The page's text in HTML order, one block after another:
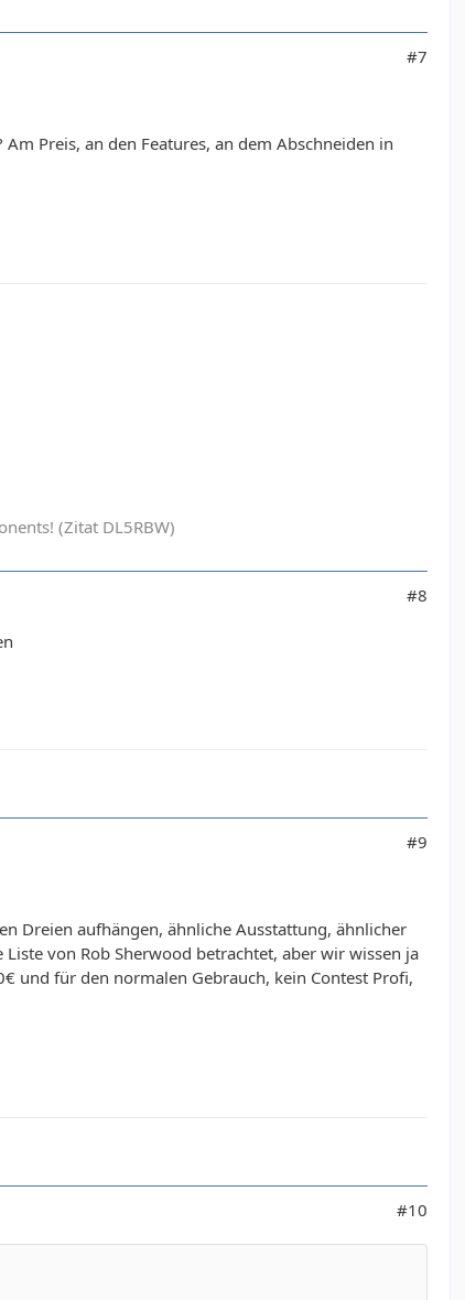
#7
Preis, an den Features, an dem Abschneiden in
(Zitat DL5RBW)
#8
#9
Dreien aufhängen, ähnliche Ausstattung, ähnlicher
von Rob Sherwood betrachtet, aber wir wissen ja
und für den normalen Gebrauch, kein Contest Profi,
#10